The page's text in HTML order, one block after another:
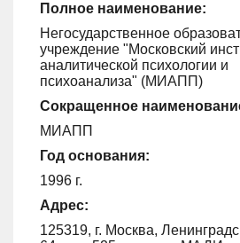
Полное наименование:
Негосударственное
учреждение "Московский
аналитической психологии и
психоанализа" (МИАПП)
Сокращенное
МИАПП
Год основания:
1996 г.
Адрес:
125319, г. Москва,